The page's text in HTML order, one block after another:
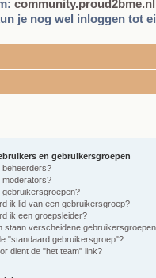
community.proud2bme.nl
je nog wel inloggen tot
en gebruikersgroepen
beheerders?
moderators?
gebruikersgroepen?
ik lid van een gebruikersgroep?
ik een groepsleider?
staan verscheidene
"standaard gebruikersgroep"?
dient de "het team" link?